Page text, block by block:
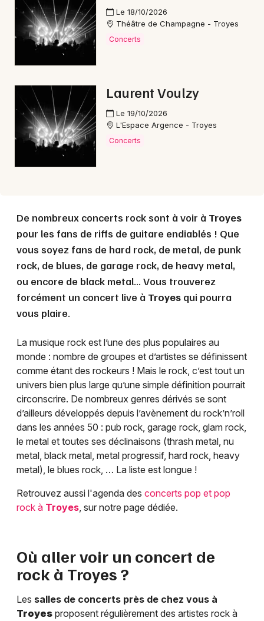
Le 18/10/2026
Théâtre de Champagne - Troyes
Concerts
Laurent Voulzy
Le 19/10/2026
L'Espace Argence - Troyes
Concerts
De nombreux concerts rock sont à voir à Troyes
pour les fans de riffs de guitare endiablés ! Que
vous soyez fans de hard rock, de metal, de punk
rock, de blues, de garage rock, de heavy metal,
ou encore de black metal... Vous trouverez
forcément un concert live à Troyes qui pourra
vous plaire.
La musique rock est l’une des plus populaires au
monde : nombre de groupes et d’artistes se définissent
comme étant des rockeurs ! Mais le rock, c’est tout un
univers bien plus large qu’une simple définition pourrait
circonscrire. De nombreux genres dérivés se sont
d’ailleurs développés depuis l’avènement du rock’n’roll
dans les années 50 : pub rock, garage rock, glam rock,
le metal et toutes ses déclinaisons (thrash metal, nu
metal, black metal, metal progressif, hard rock, heavy
metal), le blues rock, … La liste est longue !
Retrouvez aussi l'agenda des concerts pop et pop
rock à Troyes, sur notre page dédiée.
Où aller voir un concert de
rock à Troyes ?
Les salles de concerts près de chez vous à
Troyes proposent régulièrement des artistes rock à